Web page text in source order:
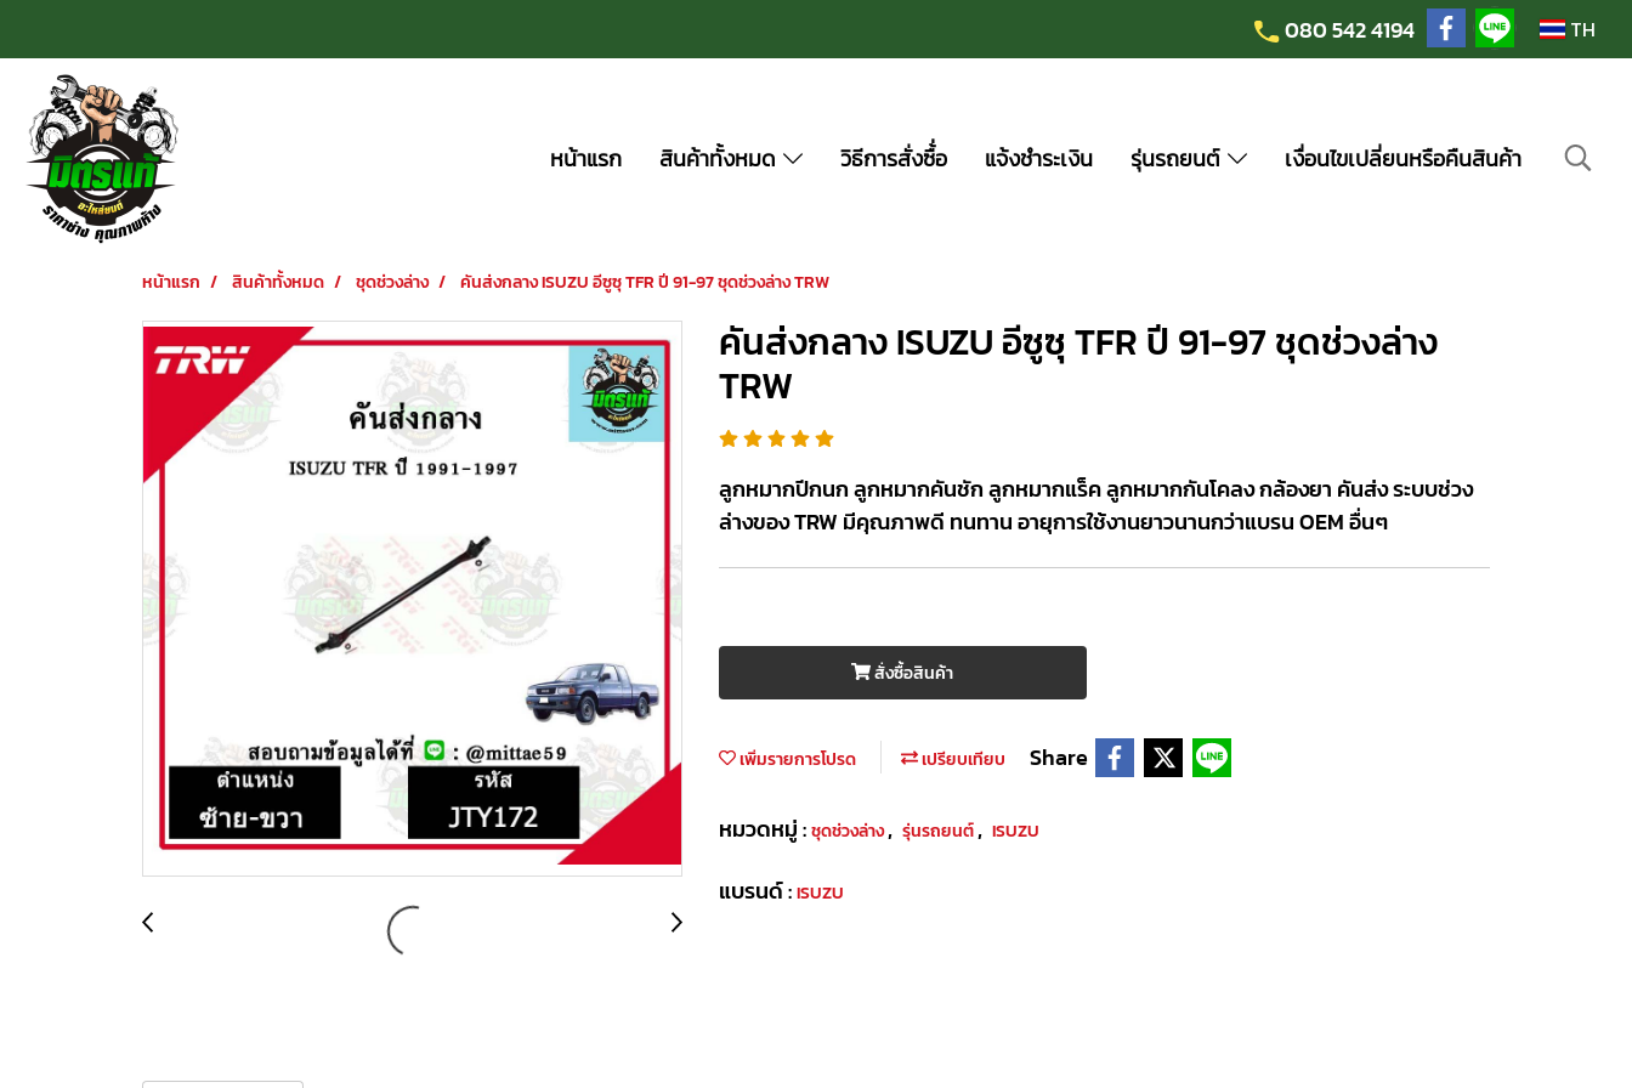
080 542 4194 TH
หน้าแรก สินค้าทั้งหมด วิธีการสั่งซื้่อ แจ้งชำระเงิน รุ่นรถยนต์ เงื่อนไขเปลี่ยนหรือคืนสินค้า
หน้าแรก สินค้าทั้งหมด ชุดช่วงล่าง คันส่งกลาง ISUZU อีซูซุ TFR ปี 91-97 ชุดช่วงล่าง TRW
คันส่งกลาง ISUZU อีซูซุ TFR ปี 91-97 ชุดช่วงล่าง
TRW
ลูกหมากปีกนก ลูกหมากคันชัก ลูกหมากแร็ค ลูกหมากกันโคลง กล้องยา คันส่ง ระบบช่วง
ล่างของ TRW มีคุณภาพดี ทนทาน อายุการใช้งานยาวนานกว่าแบรน OEM อื่นๆ
สั่งซื้อสินค้า
เพิ่มรายการโปรด เปรียบเทียบ Share
หมวดหมู่ :ชุดช่วงล่าง, รุ่นรถยนต์, ISUZU
แบรนด์ :ISUZU